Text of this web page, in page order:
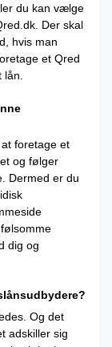
du kan vælge
Der skal
hvis man
et Qred
foretage et
og følger
Dermed er du
dig og
Og det
adskiller sig